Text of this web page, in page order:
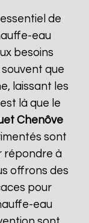
de
eau
besoins
que
laissant les
là que le
Chenôve
sont
répondre à
offrons des
pour
eau